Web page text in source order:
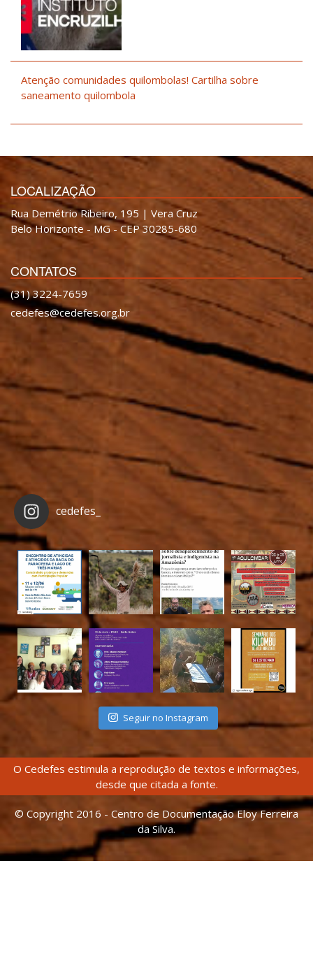
Atenção comunidades quilombolas! Cartilha sobre
saneamento quilombola
LOCALIZAÇÃO
Rua Demétrio Ribeiro, 195 | Vera Cruz
Belo Horizonte - MG - CEP 30285-680
CONTATOS
(31) 3224-7659
cedefes@cedefes.org.br
cedefes_
Seguir no Instagram
O Cedefes estimula a reprodução de textos e informações,
desde que citada a fonte.
© Copyright 2016 - Centro de Documentação Eloy Ferreira
da Silva.